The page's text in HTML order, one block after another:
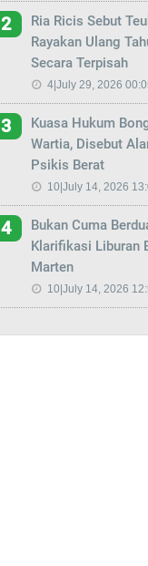
2
Ria Ricis Sebut
Rayakan Ulang
Secara Terpisah
4|July 29, 2026
3
Kuasa Hukum
Wartia, Disebut
Psikis Berat
10|July 14, 2026
4
Bukan Cuma
Klarifikasi Liburan
Marten
10|July 14, 2026